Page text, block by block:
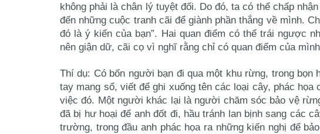
không phải là chân lý tuyệt đối. Do đó, ta có thể chấp
đến những cuộc tranh cãi để giành phần thắng về mình.
đó là ý kiến của bạn”. Hai quan điểm có thể trái ngược
nên giận dữ, cãi cọ vì nghĩ rằng chỉ có quan điểm của
Thí dụ: Có bốn người bạn đi qua một khu rừng, trong bọn
tay mang sổ, viết để ghi xuống tên các loại cây, phác họa
việc đó. Một người khác lại là người chăm sóc bảo vệ
đã bị hư hoại để anh đốt đi, hầu tránh lan bịnh sang các
trường, trong đầu anh phác họa ra những kiến nghị để